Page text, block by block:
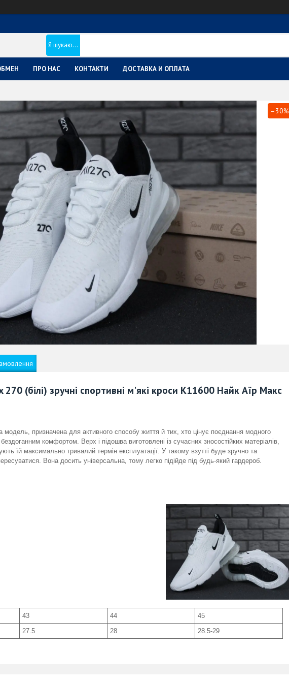
ПРО НАС КОНТАКТИ ДОСТАВКА И ОПЛАТА
–30%
270 (білі) зручні спортивні м'які кроси К11600 Найк Аїр Макс
модель, призначена для активного способу життя й тих, хто цінує поєднання модного
комфортом. Верх і підошва виготовлені із сучасних зносостійких матеріалів,
їй максимально тривалий термін експлуатації. У такому взутті буде зручно та
Вона досить універсальна, тому легко підійде під будь-який гардероб.
43 44
45
27.5 28 28.5-29